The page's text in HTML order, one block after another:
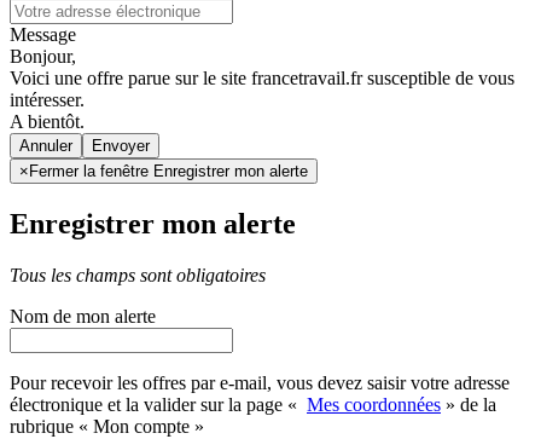
Message
Bonjour,
Voici une offre parue sur le site francetravail.fr susceptible de vous
intéresser.
A bientôt.
Annuler
× Fermer la fenêtre Enregistrer mon alerte
Enregistrer mon alerte
Tous les champs sont obligatoires
Nom de mon alerte
Pour recevoir les offres par e-mail, vous devez saisir votre adresse
électronique et la valider sur la page « Mes coordonnées » de la
rubrique « Mon compte »